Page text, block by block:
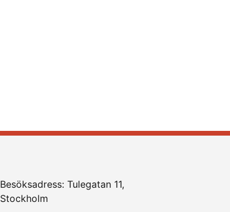
Besöksadress: Tulegatan 11,
Stockholm